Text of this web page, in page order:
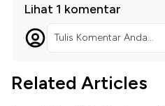
Lihat 1 komentar
Tulis Komentar Anda...
Related Articles